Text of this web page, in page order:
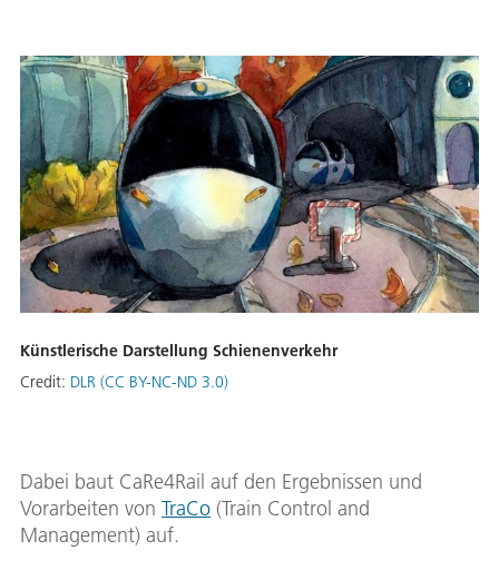
Künstlerische Darstellung Schienenverkehr
Credit: DLR (CC BY-NC-ND 3.0)
Dabei baut CaRe4Rail auf den Ergebnissen und
Vorarbeiten von TraCo (Train Control and
Management) auf.